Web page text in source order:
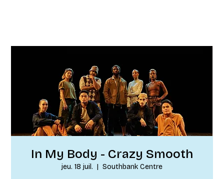
In My Body - Crazy Smooth
jeu. 18 juil.
  |
Southbank Centre